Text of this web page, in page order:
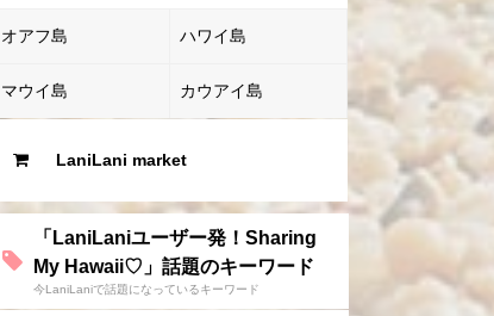
オアフ島 ハワイ島
マウイ島 カウアイ島
LaniLani market
「LaniLaniユーザー発！Sharing
My Hawaii♡」話題のキーワード
今LaniLaniで話題になっているキーワード